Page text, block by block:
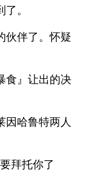
。
伙伴了。怀疑
食』让出的决
因哈鲁特两人
拜托你了